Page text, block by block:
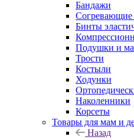
Бандажи
Согревающие
Бинты
Подушки и
Трости
Костыли
Ходунки
Наколенники
Корсеты
Товары для мам и
Назад